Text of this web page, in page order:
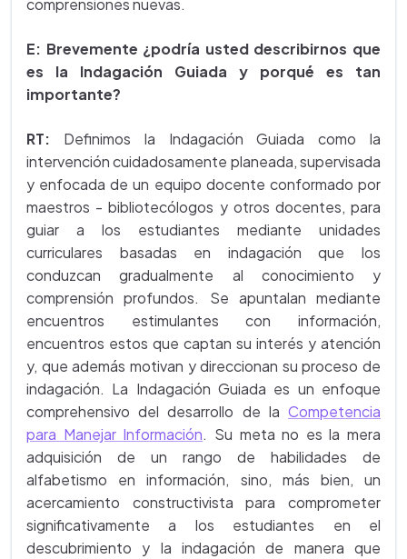
E: Brevemente ¿podría usted describirnos que
es la Indagación Guiada y porqué es tan
importante?
RT: Definimos la Indagación Guiada como la
intervención cuidadosamente planeada, supervisada
y enfocada de un equipo docente conformado por
maestros - bibliotecólogos y otros docentes, para
guiar a los estudiantes mediante unidades
curriculares basadas en indagación que los
conduzcan gradualmente al conocimiento y
comprensión profundos. Se apuntalan mediante
encuentros estimulantes con información,
encuentros estos que captan su interés y atención
y, que además motivan y direccionan su proceso de
indagación. La Indagación Guiada es un enfoque
comprehensivo del desarrollo de la Competencia
para Manejar Información. Su meta no es la mera
adquisición de un rango de habilidades de
alfabetismo en información, sino, más bien, un
acercamiento constructivista para comprometer
significativamente a los estudiantes en el
descubrimiento y la indagación de manera que